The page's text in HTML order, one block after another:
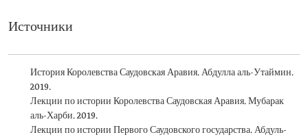
Источники
История Королевства Саудовская Аравия. Абдулла аль-Утаймин.
2019.
Лекции по истории Королевства Саудовская Аравия. Мубарак
аль-Харби. 2019.
Лекции по истории Первого Саудовского государства. Абдуль-